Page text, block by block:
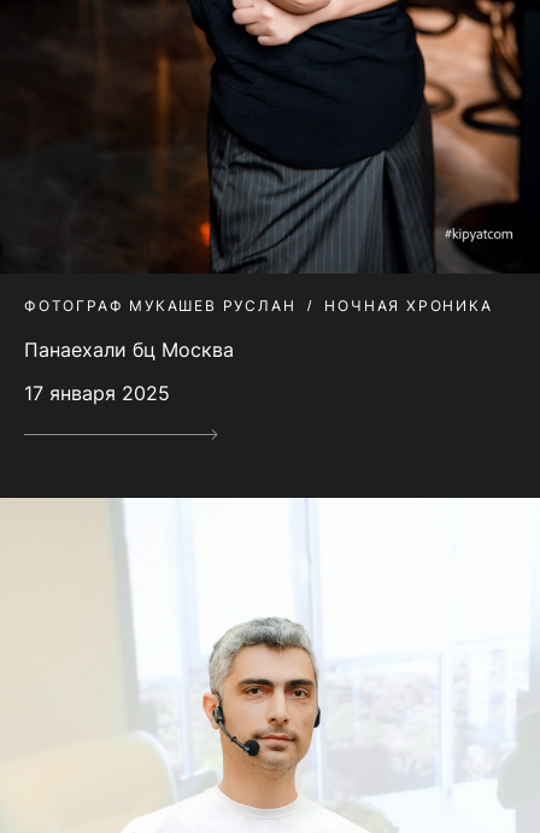
ФОТОГРАФ МУКАШЕВ РУСЛАН НОЧНАЯ ХРОНИКА
Панаехали бц Москва
17 января 2025